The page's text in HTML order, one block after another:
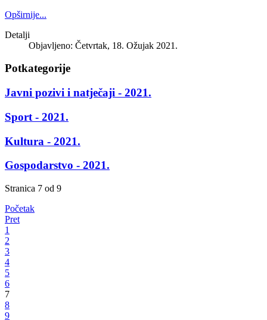
Opširnije...
Detalji
Objavljeno: Četvrtak, 18. Ožujak 2021.
Potkategorije
Javni pozivi i natječaji - 2021.
Sport - 2021.
Kultura - 2021.
Gospodarstvo - 2021.
Stranica 7 od 9
Početak
Pret
1
2
3
4
5
6
7
8
9